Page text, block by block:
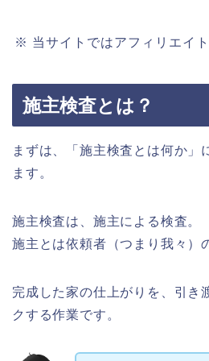
※ 当サイトではアフィリエイ
施主検査とは？
まずは、「施主検査とは何か」
ます。
施主検査は、施主による検査。
施主とは依頼者（つまり我々）
完成した家の仕上がりを、引き
クする作業です。